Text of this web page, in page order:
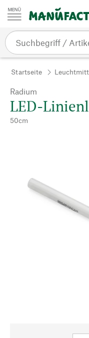
Zum Inhalt springen
Startseite
Radium
LED-
50cm